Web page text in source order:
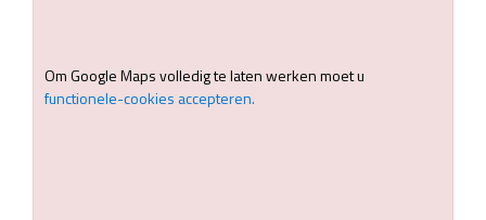
Om Google Maps volledig te laten werken moet u
functionele-cookies accepteren.